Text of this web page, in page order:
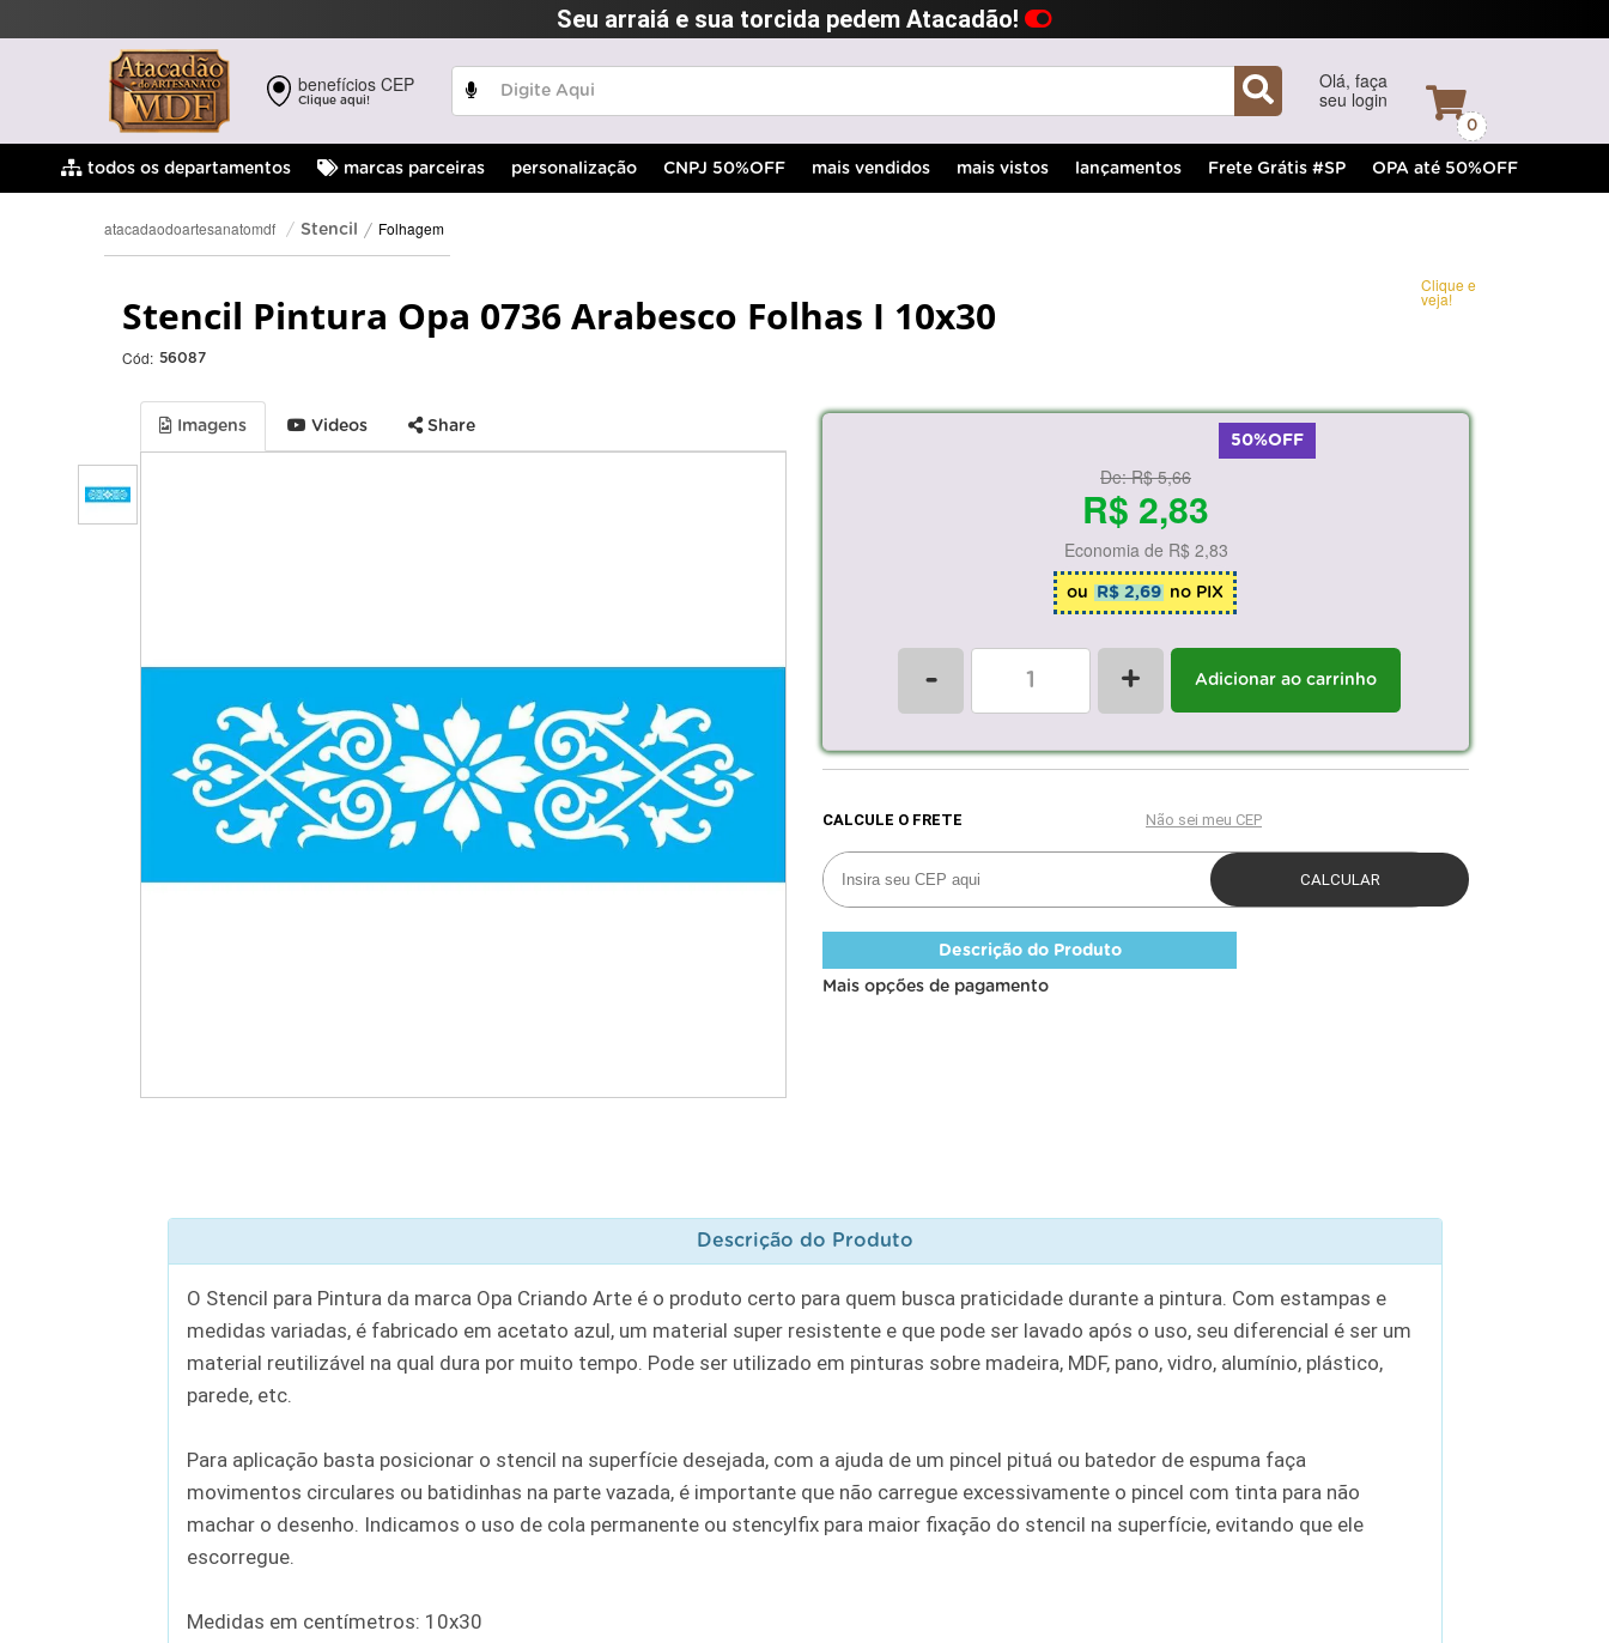
Seu arraiá e sua torcida pedem Atacadão!
benefícios CEP
Clique aqui!
Olá, faça
seu login
0
todos os departamentos marcas parceiras personalização CNPJ 50%OFF mais vendidos mais vistos lançamentos Frete Grátis #SP OPA até 50%OFF
atacadaodoartesanatomdf Stencil Folhagem
Stencil Pintura Opa 0736 Arabesco Folhas I 10x30
Cód: 56087
Clique e
veja!
Imagens Videos
Share
50%OFF
De:R$ 5,66
R$ 2,83
Economia de R$ 2,83
ou R$ 2,69 no PIX
- + Adicionar ao carrinho
Descrição do Produto
Mais opções de pagamento
Descrição do Produto
O Stencil para Pintura da marca Opa Criando Arte é o produto certo para quem busca praticidade durante a pintura. Com estampas e
medidas variadas, é fabricado em acetato azul, um material super resistente e que pode ser lavado após o uso, seu diferencial é ser um
material reutilizável na qual dura por muito tempo. Pode ser utilizado em pinturas sobre madeira, MDF, pano, vidro, alumínio, plástico,
parede, etc.
Para aplicação basta posicionar o stencil na superfície desejada, com a ajuda de um pincel pituá ou batedor de espuma faça
movimentos circulares ou batidinhas na parte vazada, é importante que não carregue excessivamente o pincel com tinta para não
machar o desenho. Indicamos o uso de cola permanente ou stencylfix para maior fixação do stencil na superfície, evitando que ele
escorregue.
Medidas em centímetros: 10x30